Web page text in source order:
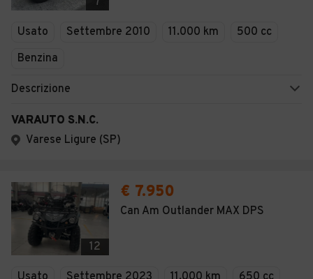
Veicoli Commerciali
Usato Settembre 2010 11.000 km
500 cc
Benzina
Descrizione
VARAUTO S.N.C.
Varese Ligure (SP)
12
€ 7.950
Can Am Outlander MAX DPS